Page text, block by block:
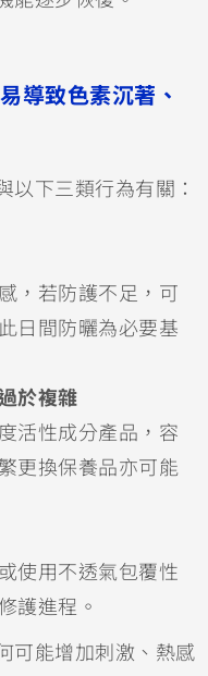
導致色素沉著、
以下三類行為有關：
，若防護不足，可
日間防曬為必要基
於複雜
活性成分產品，容
更換保養品亦可能
使用不透氣包覆性
護進程。
可能增加刺激、熱感